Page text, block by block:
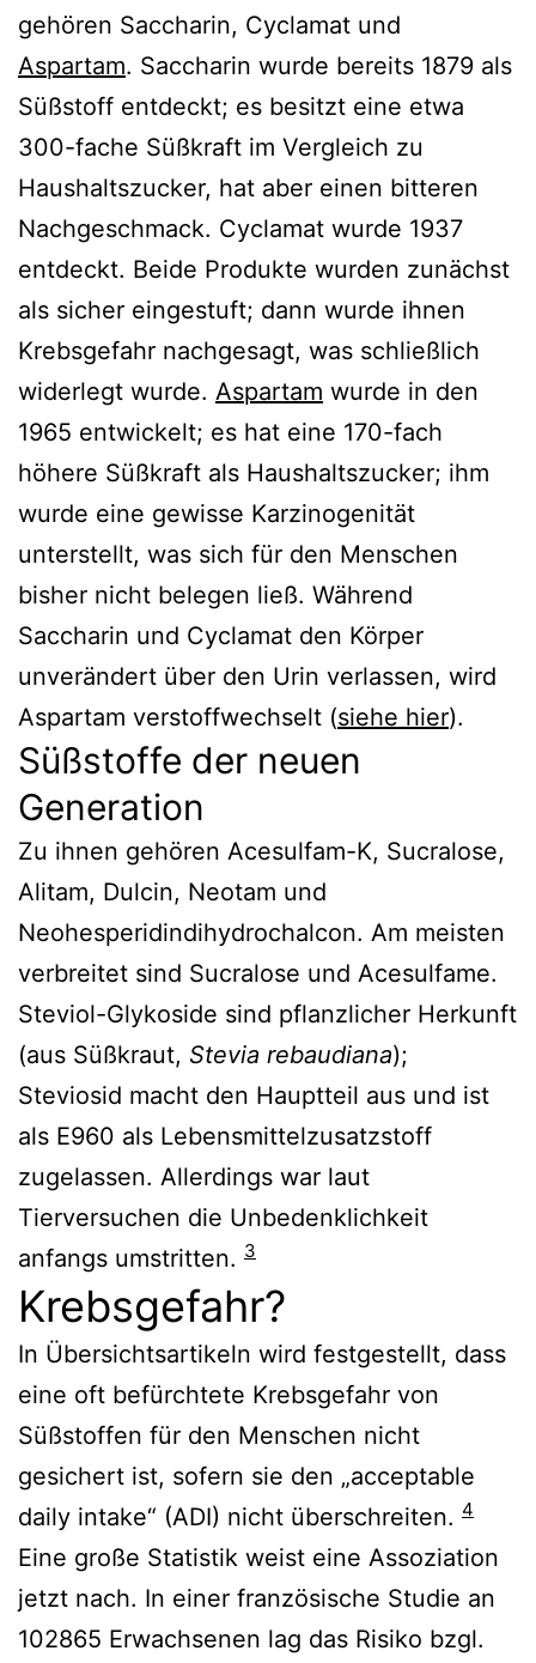
gehören Saccharin, Cyclamat und
Aspartam. Saccharin wurde bereits 1879 als
Süßstoff entdeckt; es besitzt eine etwa
300-fache Süßkraft im Vergleich zu
Haushaltszucker, hat aber einen bitteren
Nachgeschmack. Cyclamat wurde 1937
entdeckt. Beide Produkte wurden zunächst
als sicher eingestuft; dann wurde ihnen
Krebsgefahr nachgesagt, was schließlich
widerlegt wurde. Aspartam wurde in den
1965 entwickelt; es hat eine 170-fach
höhere Süßkraft als Haushaltszucker; ihm
wurde eine gewisse Karzinogenität
unterstellt, was sich für den Menschen
bisher nicht belegen ließ. Während
Saccharin und Cyclamat den Körper
unverändert über den Urin verlassen, wird
Aspartam verstoffwechselt (siehe hier).
Süßstoffe der neuen
Generation
Zu ihnen gehören Acesulfam-K, Sucralose,
Alitam, Dulcin, Neotam und
Neohesperidindihydrochalcon. Am meisten
verbreitet sind Sucralose und Acesulfame.
Steviol-Glykoside sind pflanzlicher Herkunft
(aus Süßkraut, Stevia rebaudiana);
Steviosid macht den Hauptteil aus und ist
als E960 als Lebensmittelzusatzstoff
zugelassen. Allerdings war laut
Tierversuchen die Unbedenklichkeit
anfangs umstritten. 3
Krebsgefahr?
In Übersichtsartikeln wird festgestellt, dass
eine oft befürchtete Krebsgefahr von
Süßstoffen für den Menschen nicht
gesichert ist, sofern sie den „acceptable
daily intake“ (ADI) nicht überschreiten. 4
Eine große Statistik weist eine Assoziation
jetzt nach. In einer französische Studie an
102865 Erwachsenen lag das Risiko bzgl.